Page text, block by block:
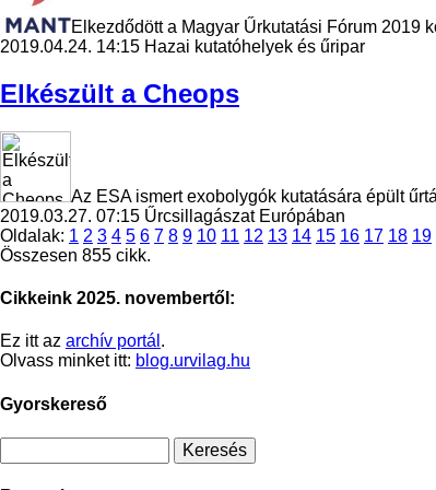
Elkezdődött a Magyar Űrkutatási Fórum 2019
2019.04.24. 14:15 Hazai kutatóhelyek és űripar
Elkészült a Cheops
Az ESA ismert exobolygók kutatására épült
2019.03.27. 07:15 Űrcsillagászat Európában
Oldalak: 1 2 3 4 5 6 7 8 9 10 11 12 13 14 15 16 17 18 19
Összesen 855 cikk.
Cikkeink 2025. novembertől:
Ez itt az archív portál .
Olvass minket itt: blog.urvilag.hu
Gyorskereső